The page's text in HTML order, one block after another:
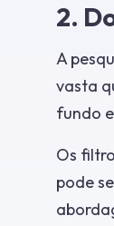
2.
A
vasta
fundo
Os
pode